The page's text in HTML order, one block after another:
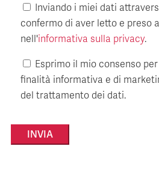
Inviando i miei dati
confermo di aver letto e preso
nell'informativa sulla privacy.
Esprimo il mio consenso
finalità informativa e di
del trattamento dei dati.